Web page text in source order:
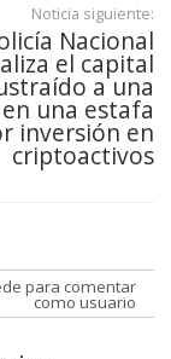
Noticia siguiente:
Nacional
el capital
a una
una estafa
inversión en
criptoactivos
para comentar
como usuario